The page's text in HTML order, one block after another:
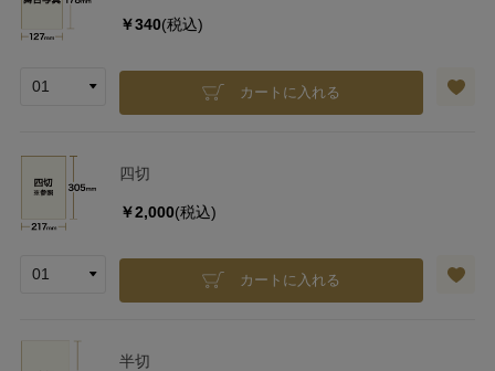
￥340(税込)
カートに入れる
四切
￥2,000(税込)
カートに入れる
半切